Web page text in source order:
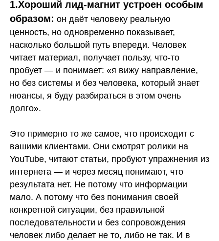
1.Хороший лид-магнит устроен особым
образом: он даёт человеку реальную
ценность, но одновременно показывает,
насколько большой путь впереди. Человек
читает материал, получает пользу, что-то
пробует — и понимает: «я вижу направление,
но без системы и без человека, который знает
нюансы, я буду разбираться в этом очень
долго».
Это примерно то же самое, что происходит с
вашими клиентами. Они смотрят ролики на
YouTube, читают статьи, пробуют упражнения из
интернета — и через месяц понимают, что
результата нет. Не потому что информации
мало. А потому что без понимания своей
конкретной ситуации, без правильной
последовательности и без сопровождения
человек либо делает не то, либо не так. И в